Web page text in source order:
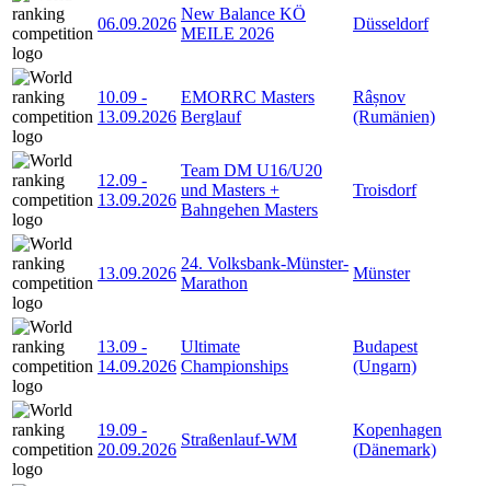
06.09.2026
New Balance KÖ
MEILE 2026
Düsseldorf
10.09 -
13.09.2026
EMORRC Masters
Berglauf
Râșnov
(Rumänien)
12.09 -
13.09.2026
Team DM U16/U20
und Masters +
Bahngehen Masters
Troisdorf
13.09.2026
24. Volksbank-Münster-
Marathon
Münster
13.09 -
14.09.2026
Ultimate
Championships
Budapest
(Ungarn)
19.09 -
20.09.2026
Straßenlauf-WM
Kopenhagen
(Dänemark)